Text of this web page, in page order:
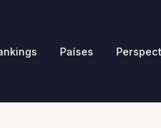
Países